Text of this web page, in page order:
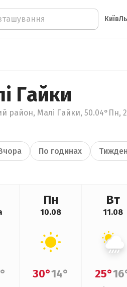
Київ
Гайки
район, Малі Гайки, 50.04°Пн,
По годинах
Пн
10.08
30°14°
Вт
11.08
25°